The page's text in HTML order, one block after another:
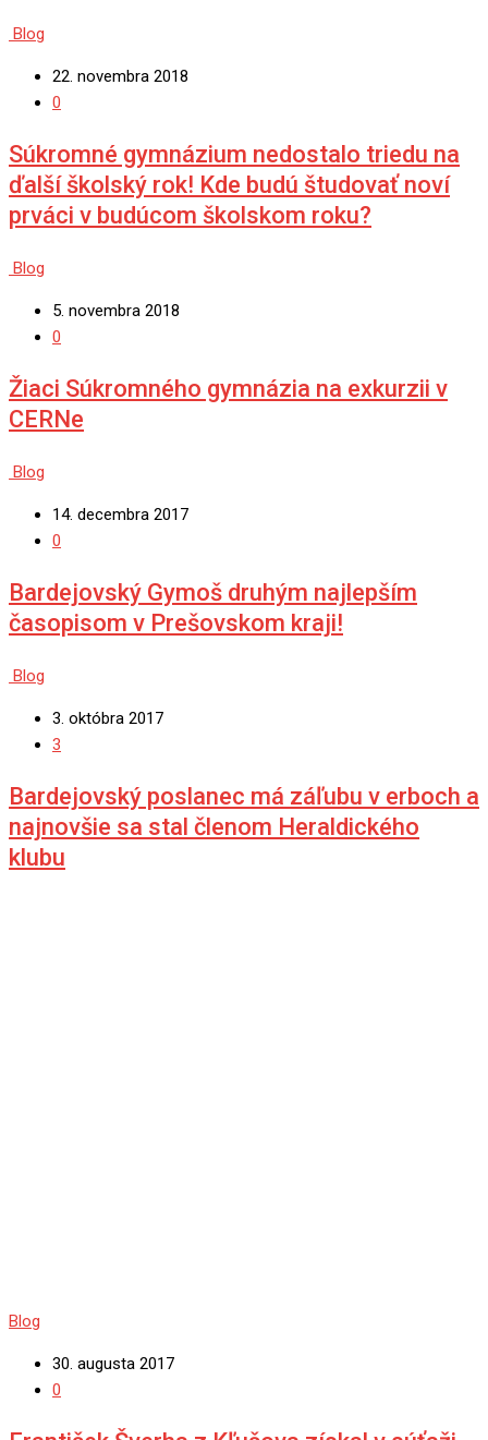
Blog
22. novembra 2018
0
Súkromné gymnázium nedostalo triedu na
ďalší školský rok! Kde budú študovať noví
prváci v budúcom školskom roku?
Blog
5. novembra 2018
0
Žiaci Súkromného gymnázia na exkurzii v
CERNe
Blog
14. decembra 2017
0
Bardejovský Gymoš druhým najlepším
časopisom v Prešovskom kraji!
Blog
3. októbra 2017
3
Bardejovský poslanec má záľubu v erboch a
najnovšie sa stal členom Heraldického
klubu
Blog
30. augusta 2017
0